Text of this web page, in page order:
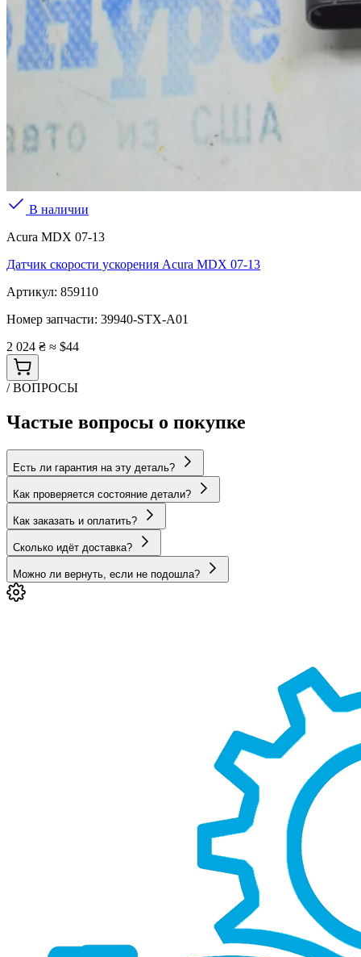
В наличии
Acura MDX 07-13
Датчик скорости ускорения Acura MDX 07-13
Артикул: 859110
Номер запчасти: 39940-STX-A01
2 024 ₴ ≈ $44
/ ВОПРОСЫ
Частые вопросы о покупке
Есть ли гарантия на эту деталь?
Как проверяется состояние детали?
Как заказать и оплатить?
Сколько идёт доставка?
Можно ли вернуть, если не подошла?